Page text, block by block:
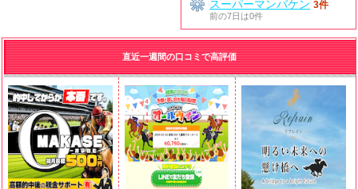
スーパーマンバケン 3件
前の7日は0件
直近一週間の口コミで高評価